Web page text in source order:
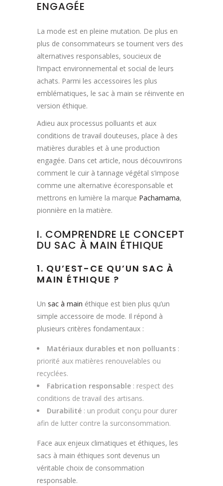
ENGAGÉE
La mode est en pleine mutation. De plus en
plus de consommateurs se tournent vers des
alternatives responsables, soucieux de
l’impact environnemental et social de leurs
achats. Parmi les accessoires les plus
emblématiques, le sac à main se réinvente en
version éthique.
Adieu aux processus polluants et aux
conditions de travail douteuses, place à des
matières durables et à une production
engagée. Dans cet article, nous découvrirons
comment le cuir à tannage végétal s’impose
comme une alternative écoresponsable et
mettrons en lumière la marque Pachamama,
pionnière en la matière.
I. COMPRENDRE LE CONCEPT
DU SAC À MAIN ÉTHIQUE
1. QU’EST-CE QU’UN SAC À
MAIN ÉTHIQUE ?
Un sac à main éthique est bien plus qu’un
simple accessoire de mode. Il répond à
plusieurs critères fondamentaux :
Matériaux durables et non polluants :
priorité aux matières renouvelables ou
recyclées.
Fabrication responsable : respect des
conditions de travail des artisans.
Durabilité : un produit conçu pour durer
afin de lutter contre la surconsommation.
Face aux enjeux climatiques et éthiques, les
sacs à main éthiques sont devenus un
véritable choix de consommation
responsable.